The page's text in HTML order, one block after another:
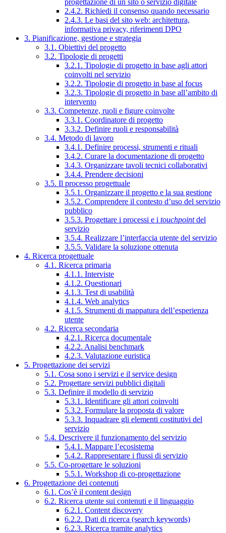
progettazione di un sito o servizio digitale
2.4.2. Richiedi il consenso quando necessario
2.4.3. Le basi del sito web: architettura,
informativa privacy, riferimenti DPO
3. Pianificazione, gestione e strategia
3.1. Obiettivi del progetto
3.2. Tipologie di progetti
3.2.1. Tipologie di progetto in base agli attori
coinvolti nel servizio
3.2.2. Tipologie di progetto in base al focus
3.2.3. Tipologie di progetto in base all’ambito di
intervento
3.3. Competenze, ruoli e figure coinvolte
3.3.1. Coordinatore di progetto
3.3.2. Definire ruoli e responsabilità
3.4. Metodo di lavoro
3.4.1. Definire processi, strumenti e rituali
3.4.2. Curare la documentazione di progetto
3.4.3. Organizzare tavoli tecnici collaborativi
3.4.4. Prendere decisioni
3.5. Il processo progettuale
3.5.1. Organizzare il progetto e la sua gestione
3.5.2. Comprendere il contesto d’uso del servizio
pubblico
3.5.3. Progettare i processi e i touchpointdel
servizio
3.5.4. Realizzare l’interfaccia utente del servizio
3.5.5. Validare la soluzione ottenuta
4. Ricerca progettuale
4.1. Ricerca primaria
4.1.1. Interviste
4.1.2. Questionari
4.1.3. Test di usabilità
4.1.4. Web analytics
4.1.5. Strumenti di mappatura dell’esperienza
utente
4.2. Ricerca secondaria
4.2.1. Ricerca documentale
4.2.2. Analisi benchmark
4.2.3. Valutazione euristica
5. Progettazione dei servizi
5.1. Cosa sono i servizi e il service design
5.2. Progettare servizi pubblici digitali
5.3. Definire il modello di servizio
5.3.1. Identificare gli attori coinvolti
5.3.2. Formulare la proposta di valore
5.3.3. Inquadrare gli elementi costitutivi del
servizio
5.4. Descrivere il funzionamento del servizio
5.4.1. Mappare l’ecosistema
5.4.2. Rappresentare i flussi di servizio
5.5. Co-progettare le soluzioni
5.5.1. Workshop di co-progettazione
6. Progettazione dei contenuti
6.1. Cos’è il content design
6.2. Ricerca utente sui contenuti e il linguaggio
6.2.1. Content discovery
6.2.2. Dati di ricerca (search keywords)
6.2.3. Ricerca tramite analytics